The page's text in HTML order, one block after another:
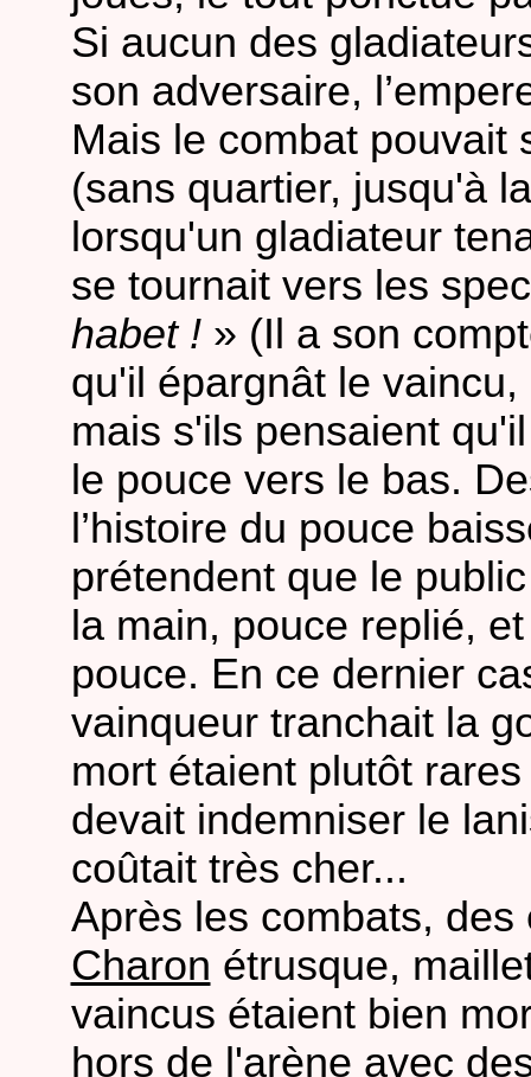
Si aucun des
son adversaire,
Mais le combat pouvait
(sans quartier, jusqu'à
lorsqu'un gladiateur
se tournait vers les
habet !» (Il a son
qu'il épargnât le
mais s'ils pensaient
le pouce vers le bas.
l’histoire du pouce
prétendent que le
la main, pouce replié,
pouce. En ce dernier
vainqueur tranchait la
mort étaient plutôt
devait indemniser le
coûtait très cher...
Après les combats,
Charon étrusque,
vaincus étaient bien
hors de l'arène avec